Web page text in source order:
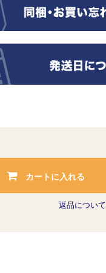
カートに入れる
返品について